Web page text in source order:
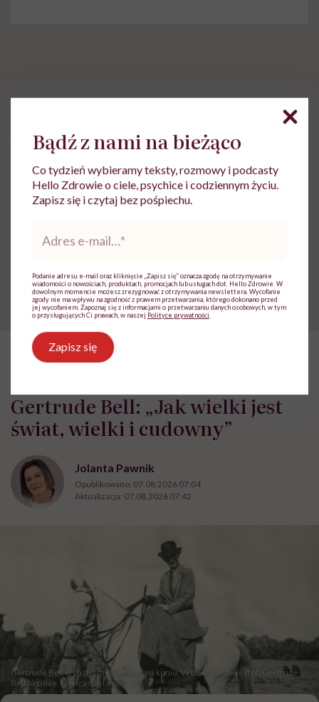
Redaktorka, dziennikarka,
kulturoznawczyni. Pracowała m.in. dla
Wirtualnej Polski, NaTemat.pl. Tvn24.pl,
"Przekroju" i "Art & Business" (jako
redaktor naczelna)
Udostępnij
Gertrude Bell: „Jak wielki jest
świat, wielki i cudowny”
Jolanta Pawnik
Opublikowano: 07.08.2026 07:04
Aktualizacja: 07.08.2026 07:42
Gertrude Bell w stroju myśliwskim, na koniu. W tle oficerowie /fot. Gertrude
Bell Archive, Newcastle University
Bądź z nami na bieżąco
Co tydzień wybieramy teksty, rozmowy i podcasty
Hello Zdrowie o ciele, psychice i codziennym życiu.
Zapisz się i czytaj bez pośpiechu.
mail*
Podanie adresu e-mail oraz kliknięcie „Zapisz się” oznacza zgodę na otrzymywanie
wiadomości o nowościach, produktach, promocjach lub usługach dot. Hello Zdrowie. W
dowolnym momencie możesz zrezygnować z otrzymywania newslettera. Wycofanie
zgody nie ma wpływu na zgodność z prawem przetwarzania, którego dokonano przed
jej wycofaniem. Zapoznaj się z informacjami o przetwarzaniu danych osobowych, w tym
o przysługujących Ci prawach, w naszej Polityce prywatności
Zapisz się